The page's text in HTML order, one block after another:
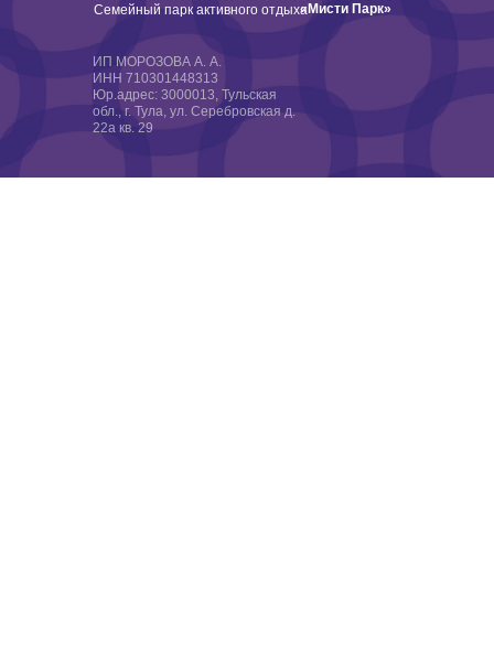
ИП МОРОЗОВА А. А.
ИНН 710301448313
Юр.адрес: 3000013, Тульская
обл., г. Тула, ул. Серебровская д.
22а кв. 29
Семейный парк активного отдыха«Мисти Парк»